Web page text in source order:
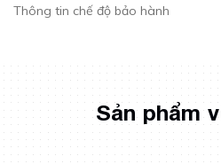
Thông tin chế độ bảo hành
Sản phẩm